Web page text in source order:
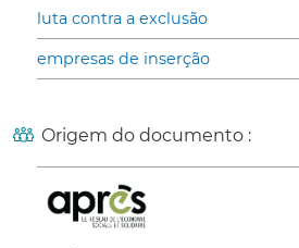
luta contra a exclusão
empresas de inserção
Origem do documento :